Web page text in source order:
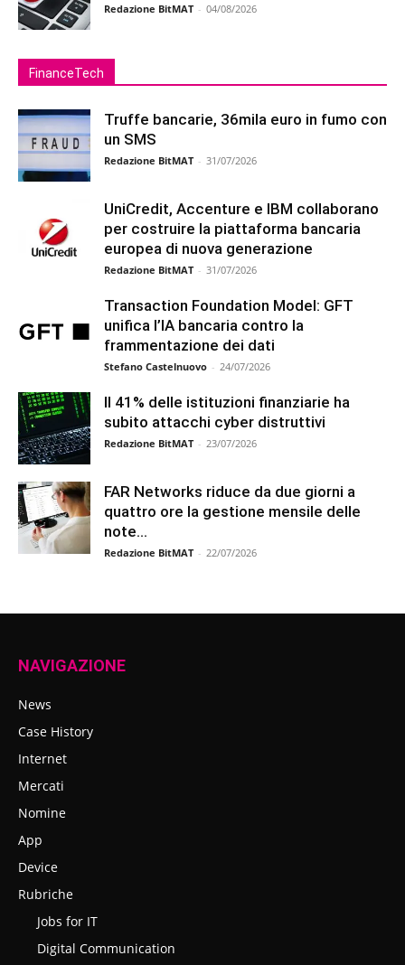
Redazione BitMAT - 04/08/2026
FinanceTech
Truffe bancarie, 36mila euro in fumo con
un SMS
Redazione BitMAT - 31/07/2026
UniCredit, Accenture e IBM collaborano
per costruire la piattaforma bancaria
europea di nuova generazione
Redazione BitMAT - 31/07/2026
Transaction Foundation Model: GFT
unifica l’IA bancaria contro la
frammentazione dei dati
Stefano Castelnuovo - 24/07/2026
Il 41% delle istituzioni finanziarie ha
subito attacchi cyber distruttivi
Redazione BitMAT - 23/07/2026
FAR Networks riduce da due giorni a
quattro ore la gestione mensile delle
note...
Redazione BitMAT - 22/07/2026
NAVIGAZIONE
News
Case History
Internet
Mercati
Nomine
App
Device
Rubriche
Jobs for IT
Digital Communication